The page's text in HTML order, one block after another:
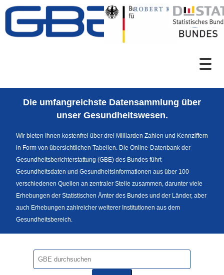
Zum Inhalt
Sprachumschaltung
Die umfangreichste Datensammlung über
unser Gesundheitswesen.
Wir bieten Ihnen kostenfrei über drei Milliarden Zahlen und Kennziffern
in Form von übersichtlichen Tabellen. Die Online-Datenbank der
Gesundheitsberichterstattung (GBE) des Bundes führt
Gesundheitsdaten und Gesundheitsinformationen aus über 100
verschiedenen Quellen an zentraler Stelle zusammen, darunter viele
Erhebungen der Statistischen Ämter des Bundes und der Länder, aber
auch Erhebungen zahlreicher weiterer Institutionen aus dem
Gesundheitsbereich.